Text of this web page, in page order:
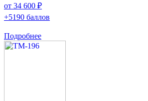
от 34 600 ₽
+5190 баллов
Подробнее